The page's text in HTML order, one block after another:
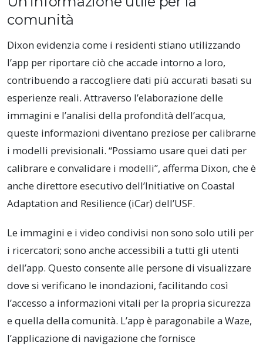
comunità
Dixon evidenzia come i residenti stiano utilizzando
l’app per riportare ciò che accade intorno a loro,
contribuendo a raccogliere dati più accurati basati su
esperienze reali. Attraverso l’elaborazione delle
immagini e l’analisi della profondità dell’acqua,
queste informazioni diventano preziose per calibrarne
i modelli previsionali. “Possiamo usare quei dati per
calibrare e convalidare i modelli”, afferma Dixon, che è
anche direttore esecutivo dell’Initiative on Coastal
Adaptation and Resilience (iCar) dell’USF.
Le immagini e i video condivisi non sono solo utili per
i ricercatori; sono anche accessibili a tutti gli utenti
dell’app. Questo consente alle persone di visualizzare
dove si verificano le inondazioni, facilitando così
l’accesso a informazioni vitali per la propria sicurezza
e quella della comunità. L’app è paragonabile a Waze,
l’applicazione di navigazione che fornisce